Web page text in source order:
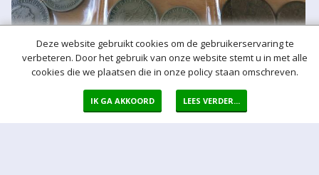
Meer hulp bij het bieden
Deze website gebruikt cookies om de gebruikerservaring te
verbeteren. Door het gebruik van onze website stemt u in met alle
cookies die we plaatsen die in onze policy staan omschreven.
IK GA AKKOORD LEES VERDER...